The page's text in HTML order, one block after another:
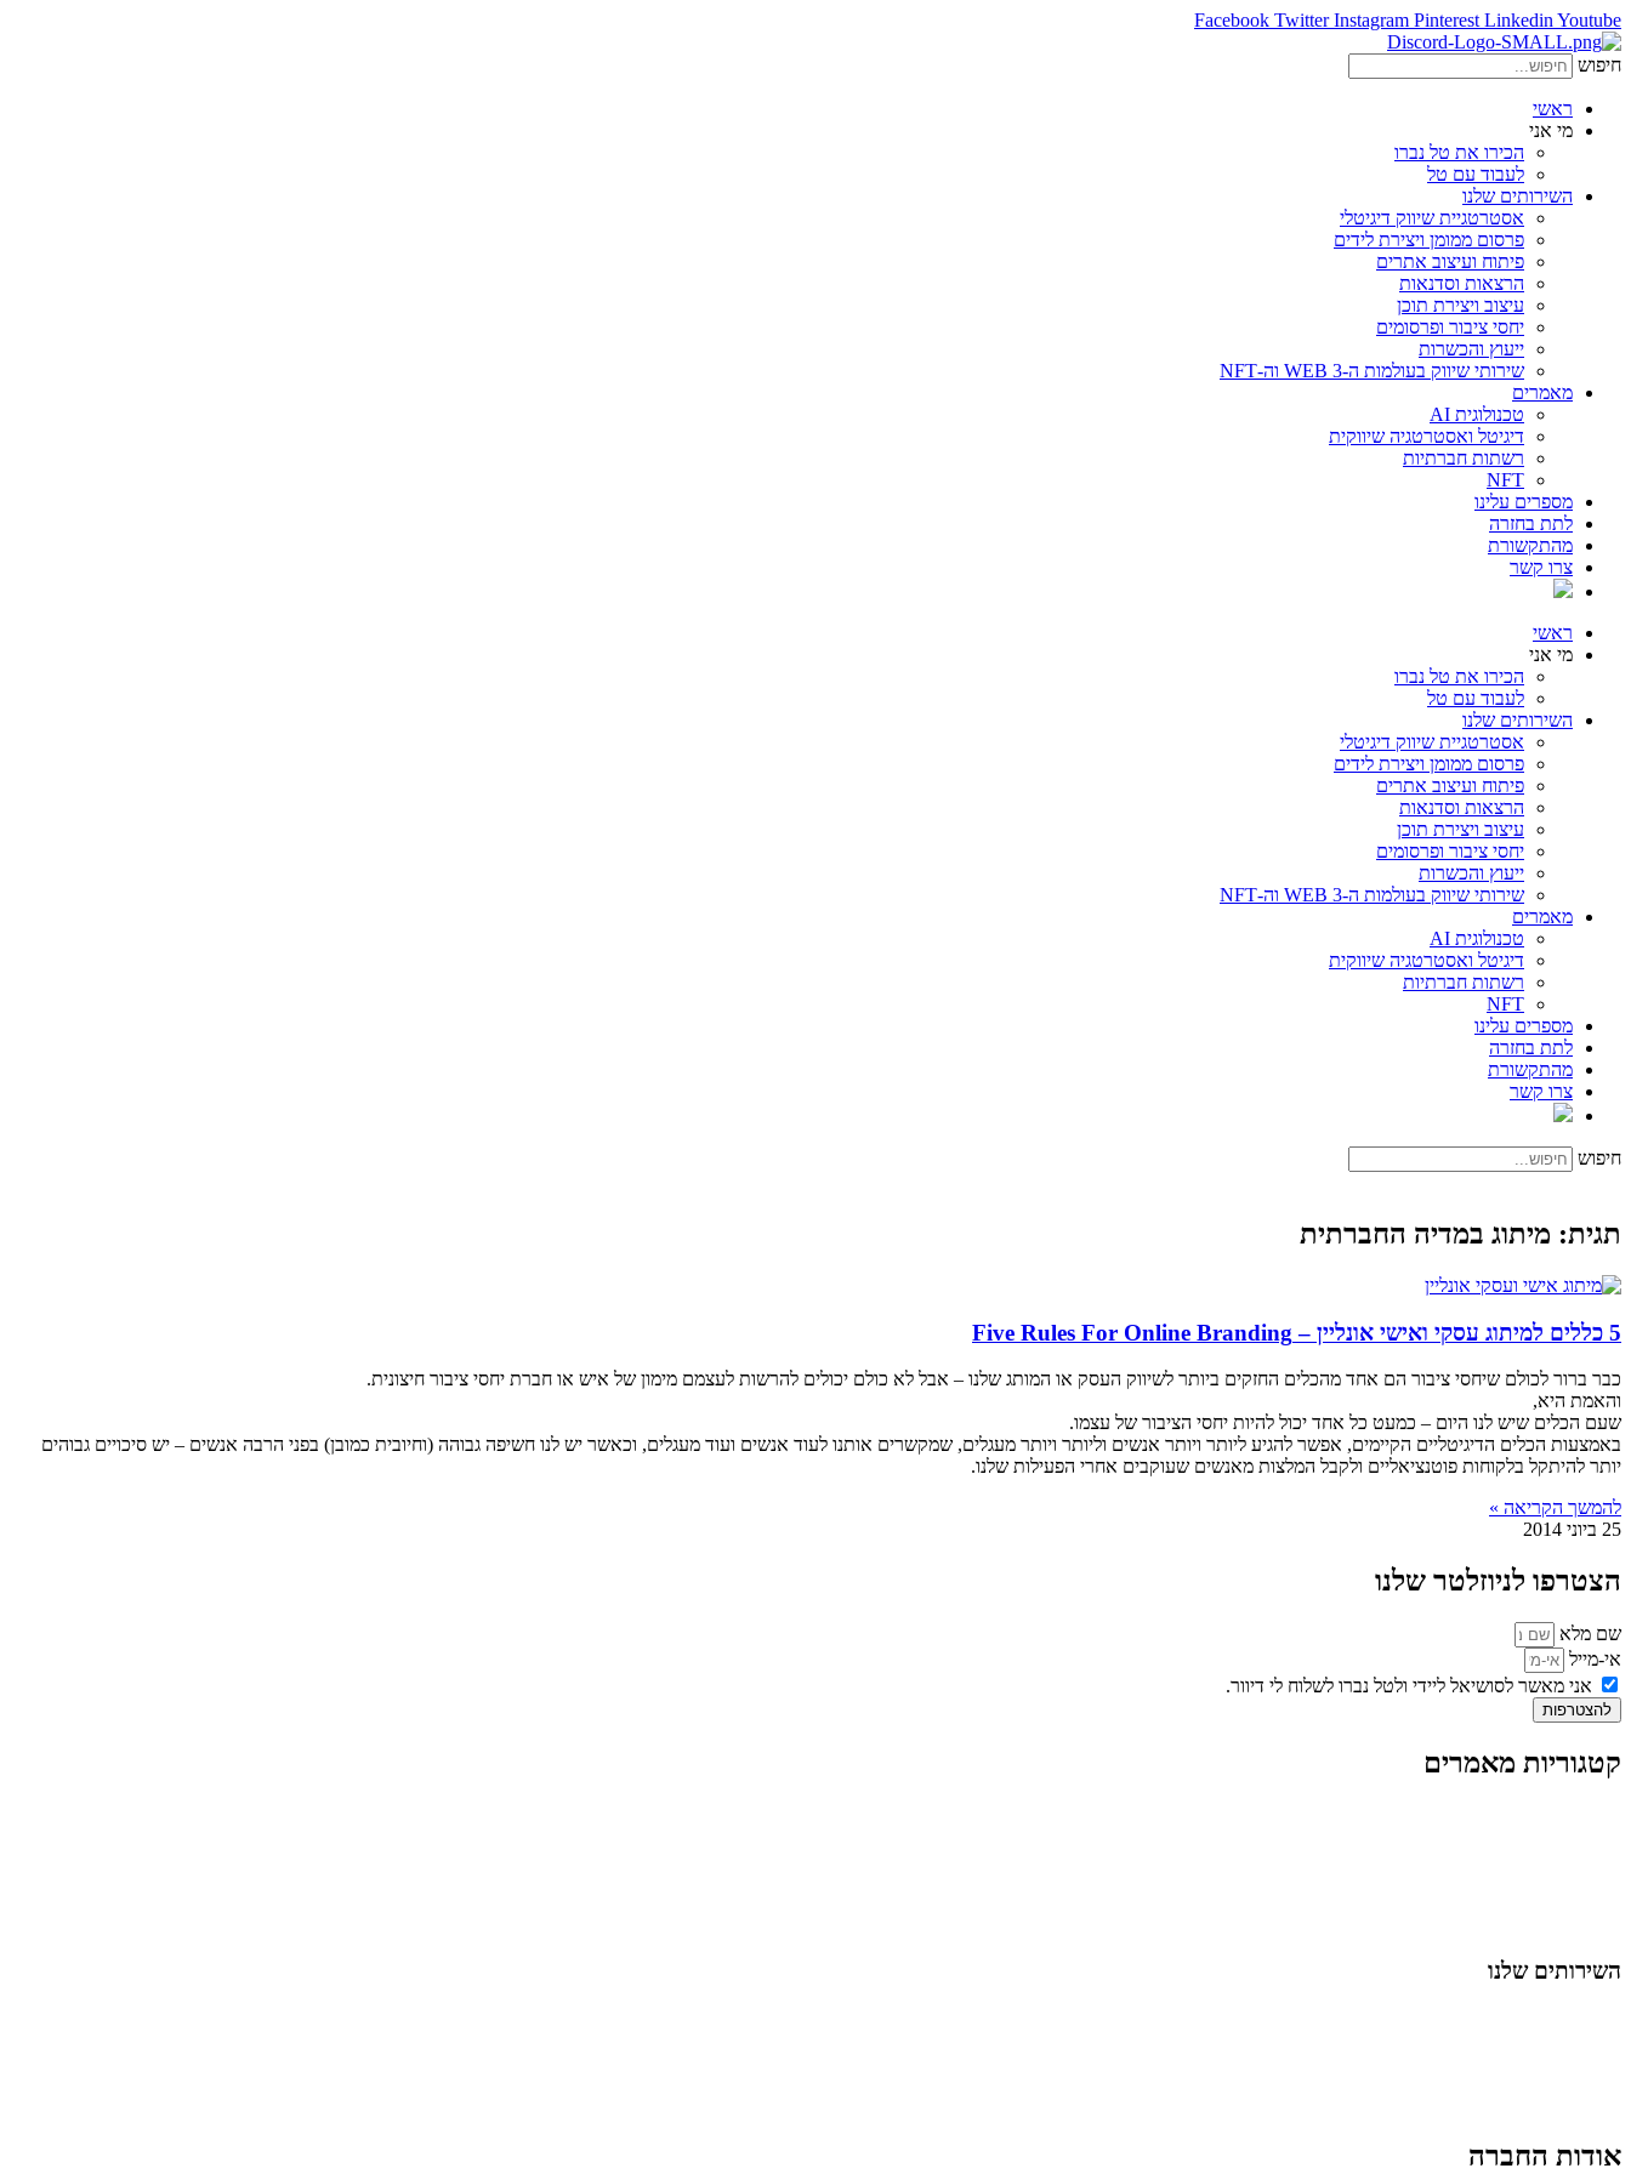
Facebook Twitter Instagram Pinterest Linkedin Youtube
חיפוש
ראשי
מי אני
הכירו את טל נברו
לעבוד עם טל
השירותים שלנו
אסטרטגיית שיווק דיגיטלי
פרסום ממומן ויצירת לידים
פיתוח ועיצוב אתרים
הרצאות וסדנאות
עיצוב ויצירת תוכן
יחסי ציבור ופרסומים
ייעוץ והכשרות
שירותי שיווק בעולמות ה-WEB 3 וה-NFT
מאמרים
טכנולוגית AI
דיגיטל ואסטרטגיה שיווקית
רשתות חברתיות
NFT
מספרים עלינו
לתת בחזרה
מהתקשורת
צרו קשר
ראשי
מי אני
הכירו את טל נברו
לעבוד עם טל
השירותים שלנו
אסטרטגיית שיווק דיגיטלי
פרסום ממומן ויצירת לידים
פיתוח ועיצוב אתרים
הרצאות וסדנאות
עיצוב ויצירת תוכן
יחסי ציבור ופרסומים
ייעוץ והכשרות
שירותי שיווק בעולמות ה-WEB 3 וה-NFT
מאמרים
טכנולוגית AI
דיגיטל ואסטרטגיה שיווקית
רשתות חברתיות
NFT
מספרים עלינו
לתת בחזרה
מהתקשורת
צרו קשר
חיפוש
תגית: מיתוג במדיה החברתית
5 כללים למיתוג עסקי ואישי אונליין – Five Rules For Online Branding
כבר ברור לכולם שיחסי ציבור הם אחד מהכלים החזקים ביותר לשיווק העסק או המותג שלנו – אבל לא כולם יכולים להרשות לעצמם מימון של איש או חברת יחסי ציבור חיצונית.
והאמת היא,
שעם הכלים שיש לנו היום – כמעט כל אחד יכול להיות יחסי הציבור של עצמו.
באמצעות הכלים הדיגיטליים הקיימים, אפשר להגיע ליותר ויותר אנשים וליותר ויותר מעגלים, שמקשרים אותנו לעוד אנשים ועוד מעגלים, וכאשר יש לנו חשיפה גבוהה (וחיובית כמובן) בפני הרבה אנשים – יש סיכויים גבוהים
יותר להיתקל בלקוחות פוטנציאליים ולקבל המלצות מאנשים שעוקבים אחרי הפעילות שלנו.
להמשך הקריאה »
25 ביוני 2014
הצטרפו לניוזלטר שלנו
שם מלא
אי-מייל
אני מאשר לסושיאל ליידי ולטל נברו לשלוח לי דיוור.
להצטרפות
קטגוריות מאמרים
השירותים שלנו
אודות החברה